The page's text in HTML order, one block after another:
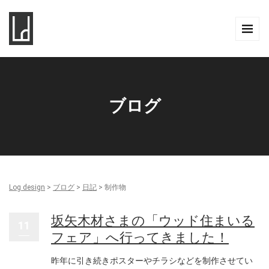
ブログ
Log design > ブログ > 日記 > 制作物
坂矢木材さまの「ウッド住まいる
フェア」へ行ってきました！
昨年に引き続きポスターやチラシなどを制作させてい